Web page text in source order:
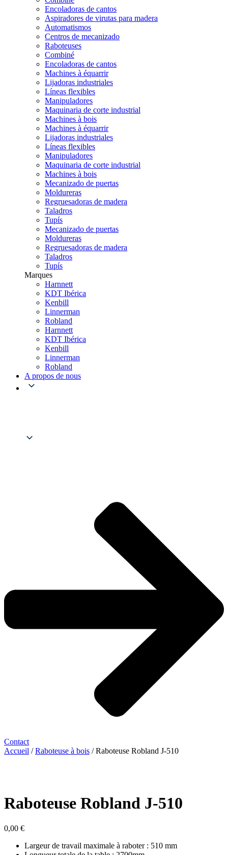
Encoladoras de cantos
Aspiradores de virutas para madera
Automatismos
Centros de mecanizado
Raboteuses
Combiné
Encoladoras de cantos
Machines à équarrir
Lijadoras industriales
Líneas flexibles
Manipuladores
Maquinaria de corte industrial
Machines à bois
Machines à équarrir
Lijadoras industriales
Líneas flexibles
Manipuladores
Maquinaria de corte industrial
Machines à bois
Mecanizado de puertas
Moldureras
Regruesadoras de madera
Taladros
Tupís
Mecanizado de puertas
Moldureras
Regruesadoras de madera
Taladros
Tupís
Marques
Harnnett
KDT Ibérica
Kenbill
Linnerman
Robland
Harnnett
KDT Ibérica
Kenbill
Linnerman
Robland
A propos de nous
Contact
Accueil /Raboteuse à bois / Raboteuse Robland J-510
Raboteuse Robland J-510
0,00 €
Largeur de travail maximale à raboter : 510 mm